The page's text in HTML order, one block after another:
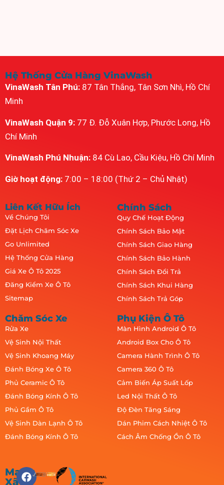
Hệ Thống Cửa Hàng VinaWash
VinaWash Tân Phú: 87 Tân Thắng, Tân Sơn Nhì, Hồ Chí
Minh
VinaWash Quận 9: 77 Đ. Đỗ Xuân Hợp, Phước Long, Hồ
Chí Minh
VinaWash Phú Nhuận: 84 Cù Lao, Cầu Kiệu, Hồ Chí Minh
Giờ hoạt động: 7:00 – 18:00 (Thứ 2 – Chủ Nhật)
Liên Kết Hữu Ích
Về Chúng Tôi
Đặt Lịch Chăm Sóc Xe
Go Unlimited
Hệ Thống Cửa Hàng
Giá Xe Ô Tô 2025
Đăng Kiểm Xe Ô Tô
Sitemap
Chính Sách
Quy Chế Hoạt Động
Chính Sách Bảo Mật
Chính Sách Giao Hàng
Chính Sách Bảo Hành
Chính Sách Đổi Trả
Chính Sách Khui Hàng
Chính Sách Trả Góp
Chăm Sóc Xe
Rửa Xe
Vệ Sinh Nội Thất
Vệ Sinh Khoang Máy
Đánh Bóng Xe Ô Tô
Phủ Ceramic Ô Tô
Đánh Bóng Kính Ô Tô
Phủ Gầm Ô Tô
Vệ Sinh Dàn Lạnh Ô Tô
Đánh Bóng Kính Ô Tô
Phụ Kiện Ô Tô
Màn Hình Android Ô Tô
Android Box Cho Ô Tô
Camera Hành Trình Ô Tô
Camera 360 Ô Tô
Cảm Biến Áp Suất Lốp
Led Nội Thất Ô Tô
Độ Đèn Tăng Sáng
Dán Phim Cách Nhiệt Ô Tô
Cách Âm Chống Ồn Ô Tô
Mạng
Xã